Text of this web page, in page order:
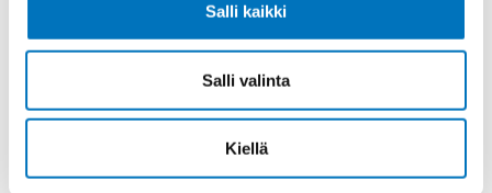
Salli kaikki
Salli valinta
Kiellä
Ohjauskaapeli ÖPVC-JZ 5G35